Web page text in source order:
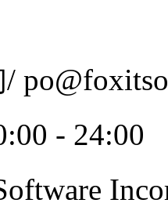
/
- 24:00